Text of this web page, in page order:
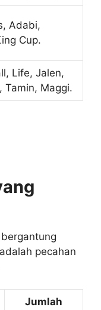
Adabi,
Cup.
Life, Jalen,
Tamin, Maggi.
pecahan
Jumlah